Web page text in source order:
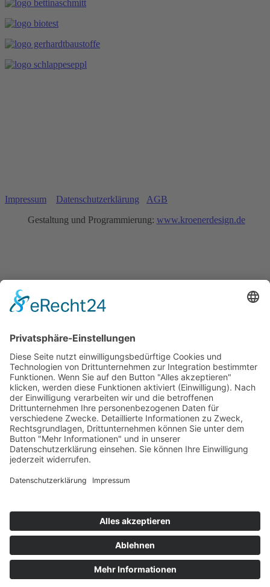
Impressum Datenschutzerklärung
AGB
Gestaltung und Programmierung: www.kroenerdesign.de
Home
Spielplan
Preise & Sitzplan
Service
Archiv
2025
2024
2023
2022
2021
2020
2019
2018
2016
Livebilder
Zu den Bürgerhäusern Dreieich
Info-telefon: 06103-6000 0
Programmheft
Förderer und Partner